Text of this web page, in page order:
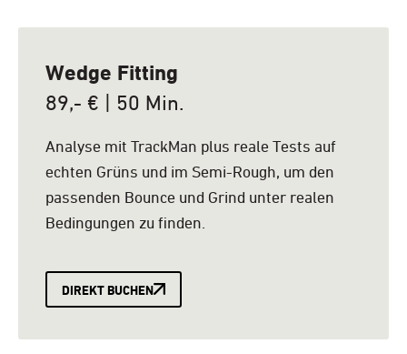
Wedge Fitting
89,- € | 50 Min.
Analyse mit TrackMan plus reale Tests auf
echten Grüns und im Semi-Rough, um den
passenden Bounce und Grind unter realen
Bedingungen zu finden.
DIREKT BUCHEN